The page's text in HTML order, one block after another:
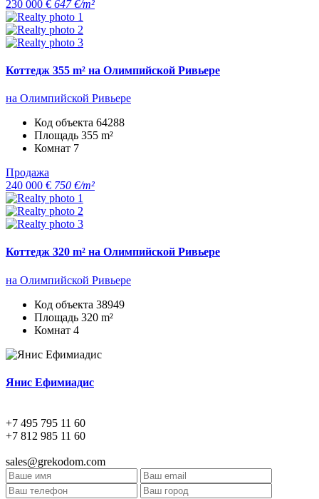
230 000 € 647 €/m²
Коттедж 355 m² на Олимпийской Ривьере
на Олимпийской Ривьере
Код объекта 64288
Площадь 355 m²
Комнат 7
Продажа
240 000 € 750 €/m²
Коттедж 320 m² на Олимпийской Ривьере
на Олимпийской Ривьере
Код объекта 38949
Площадь 320 m²
Комнат 4
Янис Ефимиадис
+7 495 795 11 60
+7 812 985 11 60
sales@grekodom.com